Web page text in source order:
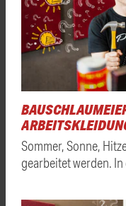
Sommer, Sonne,
gearbeitet werden.